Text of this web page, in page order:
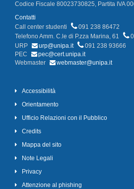
Codice Fiscale 80023730825, Partita IVA
Contatti
Call center studenti
091 238 86472
Telefono Amm. C.le di P.zza Marina, 61
URP
urp@unipa.it
091 238 93666
PEC
pec@cert.unipa.it
Webmaster
webmaster@unipa.it
Accessibilità
Orientamento
Ufficio Relazioni con il Pubblico
Credits
Mappa del sito
Note Legali
Privacy
Attenzione al phishing